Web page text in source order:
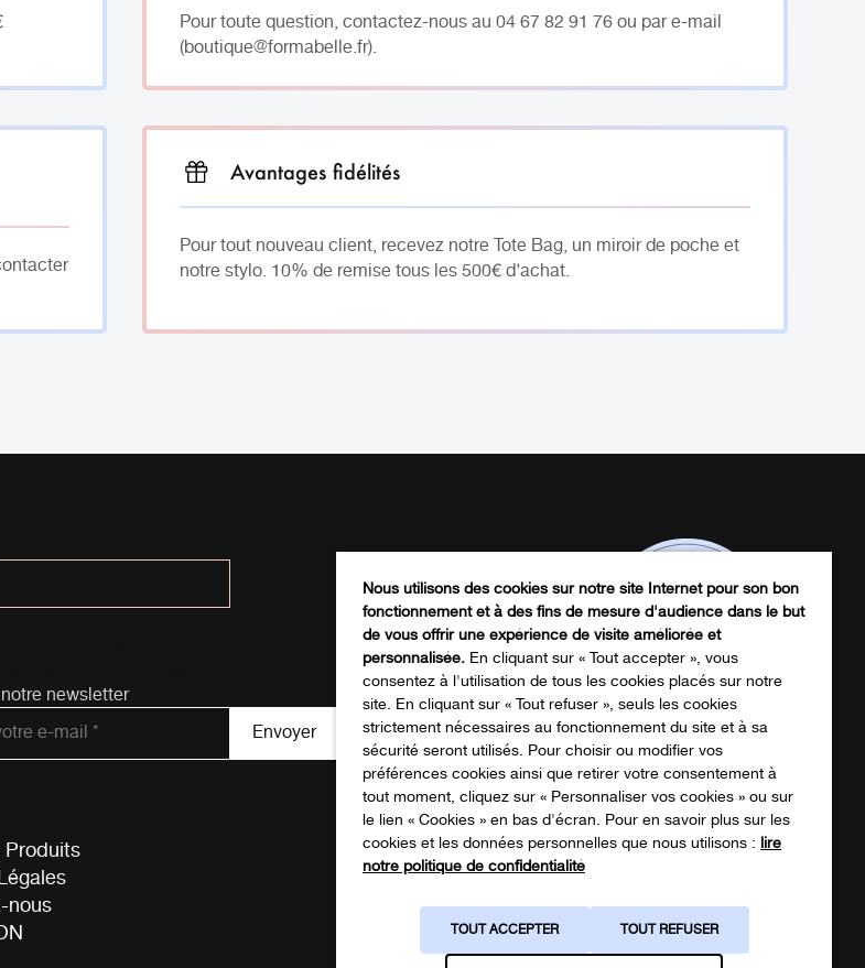
Pour toute question, contactez-nous au 04 67 82 91 76 ou par e-mail
(boutique@formabelle.fr).
Avantages fidélités
Pour tout nouveau client, recevez notre Tote Bag, un miroir de poche et
notre stylo. 10% de remise tous les 500€ d’achat.
newsletter
nous
Télécharger notre catalogue produits
NOTRE CATALOGUE
Nous utilisons des cookies sur notre site Internet pour son bon
fonctionnement et à des fins de mesure d'audience dans le but
de vous offrir une expérience de visite améliorée et
personnalisée. En cliquant sur « Tout accepter », vous
consentez à l'utilisation de tous les cookies placés sur notre
site. En cliquant sur « Tout refuser », seuls les cookies
strictement nécessaires au fonctionnement du site et à sa
sécurité seront utilisés. Pour choisir ou modifier vos
préférences cookies ainsi que retirer votre consentement à
tout moment, cliquez sur « Personnaliser vos cookies » ou sur
le lien « Cookies » en bas d'écran. Pour en savoir plus sur les
cookies et les données personnelles que nous utilisons : lire
notre politique de confidentialité
TOUT ACCEPTER TOUT REFUSER